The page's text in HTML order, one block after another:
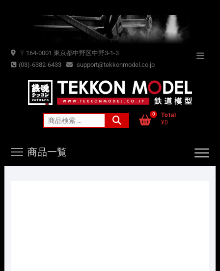
〒164-0001 東京都中野区中野3-1-3
(03)-6382-6433
support@tekkonmodel.co.jp
索
0
Total
¥0
商品一覧